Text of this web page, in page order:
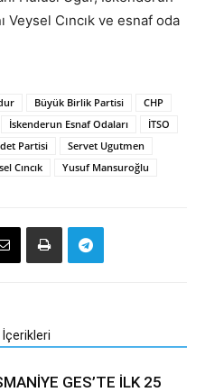
Cıncık ve esnaf oda
Büyük Birlik Partisi
CHP
İskenderun Esnaf Odaları
İTSO
Partisi
Servet Ugutmen
Cıncık Yusuf Mansuroğlu
İçerikleri
GES’TE İLK 25